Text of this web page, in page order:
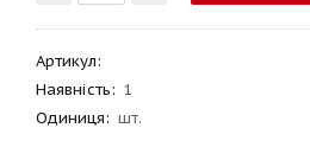
Артикул:
Наявність: 1
Одиниця: шт.